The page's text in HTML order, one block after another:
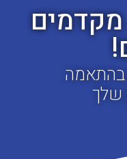
מקדמים
בהתאמה
שלך
פרטיות